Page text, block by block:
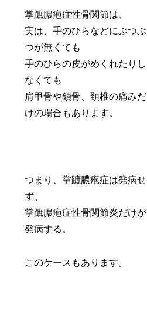
掌蹠膿疱症性骨関節は、
実は、手のひらなどにぶつぶ
つが無くても
手のひらの皮がめくれたりし
なくても
肩甲骨や鎖骨、頚椎の痛みだ
けの場合もあります。
つまり、掌蹠膿疱症は発病せ
ず、
掌蹠膿疱症性骨関節炎だけが
発病する。
このケースもあります。